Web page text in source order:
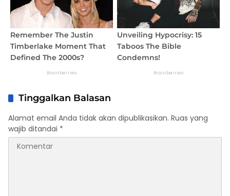
Tinggalkan Balasan
Alamat email Anda tidak akan dipublikasikan. Ruas yang
wajib ditandai *